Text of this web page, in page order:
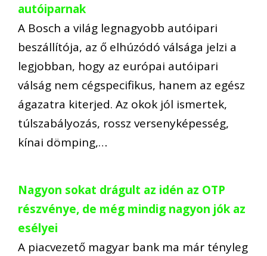
autóiparnak
A Bosch a világ legnagyobb autóipari
beszállítója, az ő elhúzódó válsága jelzi a
legjobban, hogy az európai autóipari
válság nem cégspecifikus, hanem az egész
ágazatra kiterjed. Az okok jól ismertek,
túlszabályozás, rossz versenyképesség,
kínai dömping,…
Nagyon sokat drágult az idén az OTP
részvénye, de még mindig nagyon jók az
esélyei
A piacvezető magyar bank ma már tényleg